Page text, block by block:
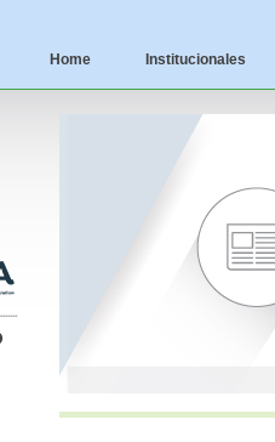
Home Institucionales